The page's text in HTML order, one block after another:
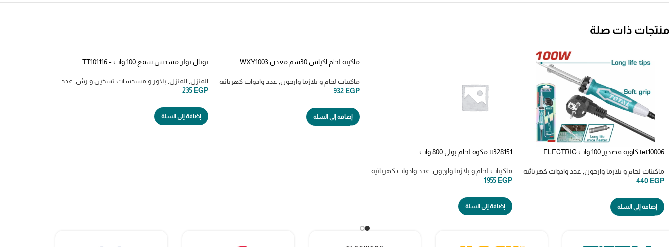
منتجات ذات صلة
tet10006 كاوية قصدير 100 وات ELECTRIC
ماكينات لحام و بلازما وارجون عدد وادوات كهربائيه
440 EGP
إضافة إلى السلة
tt328151 مكوه لحام بولي 800 وات
ماكينات لحام و بلازما وارجون عدد وادوات كهربائيه
1955 EGP
إضافة إلى السلة
ماكينه لحام اكياس 30سم معدن WXY1003
ماكينات لحام و بلازما وارجون عدد وادوات كهربائيه
932 EGP
إضافة إلى السلة
توتال تولز مسدس شمع 100 وات – TT101116
المنزل المنزل بلاور و مسدسات تسخين و رش عدد وادوات كهربائيه
235 EGP
إضافة إلى السلة